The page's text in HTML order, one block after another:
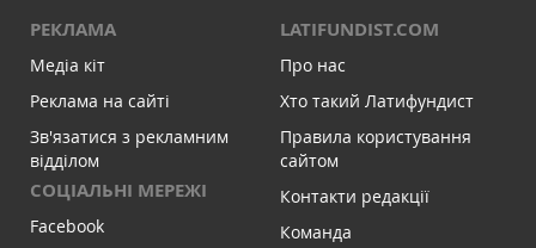
РЕКЛАМА
Медіа кіт
Реклама на сайті
Зв'язатися з рекламним
відділом
СОЦІАЛЬНІ МЕРЕЖІ
Facebook
LATIFUNDIST.COM
Про нас
Хто такий Латифундист
Правила користування
сайтом
Контакти редакції
Команда